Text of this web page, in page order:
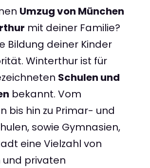
Umzug von München
mit deiner Familie?
Bildung deiner Kinder
Winterthur ist für
Schulen und
bekannt. Vom
bis hin zu Primar- und
sowie Gymnasien,
eine Vielzahl von
privaten